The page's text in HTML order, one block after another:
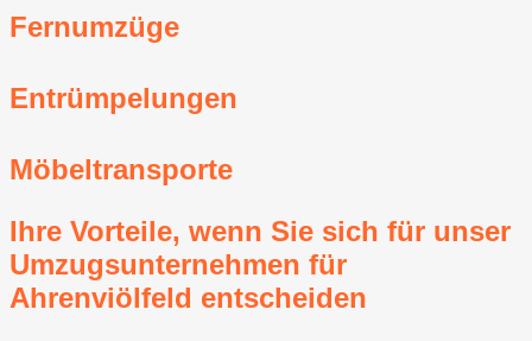
Fernumzüge
Entrümpelungen
Möbeltransporte
Ihre Vorteile, wenn Sie sich für unser
Umzugsunternehmen für
Ahrenviölfeld entscheiden